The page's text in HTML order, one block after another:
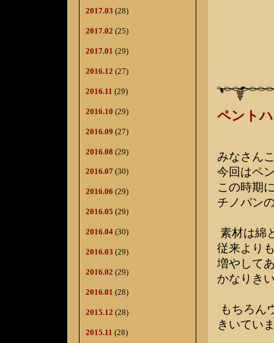
2017.03 (28)
2017.02 (25)
2017.01 (29)
2016.12 (27)
2016.11 (29)
2016.10 (29)
2016.09 (27)
2016.08 (29)
2016.07 (30)
2016.06 (29)
2016.05 (29)
2016.04 (30)
2016.03 (29)
2016.02 (29)
2016.01 (28)
2015.12 (28)
2015.11 (28)
ペント
みなさん
今回はペ
この時期
チノパン
素材は綿
従来より
増やして
かなりき
もちろん
きいてい